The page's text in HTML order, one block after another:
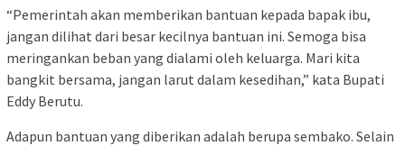
“Pemerintah akan memberikan bantuan kepada bapak ibu,
jangan dilihat dari besar kecilnya bantuan ini. Semoga bisa
meringankan beban yang dialami oleh keluarga. Mari kita
bangkit bersama, jangan larut dalam kesedihan,” kata Bupati
Eddy Berutu.
Adapun bantuan yang diberikan adalah berupa sembako. Selain